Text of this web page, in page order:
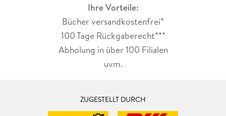
Ihre Vorteile:
Bücher versandkostenfrei*
100 Tage Rückgaberecht***
Abholung in über 100 Filialen
uvm.
ZUGESTELLT DURCH